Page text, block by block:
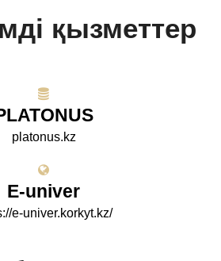
қызметтер
platonus.kz
E-univer
e-univer.korkyt.kz/